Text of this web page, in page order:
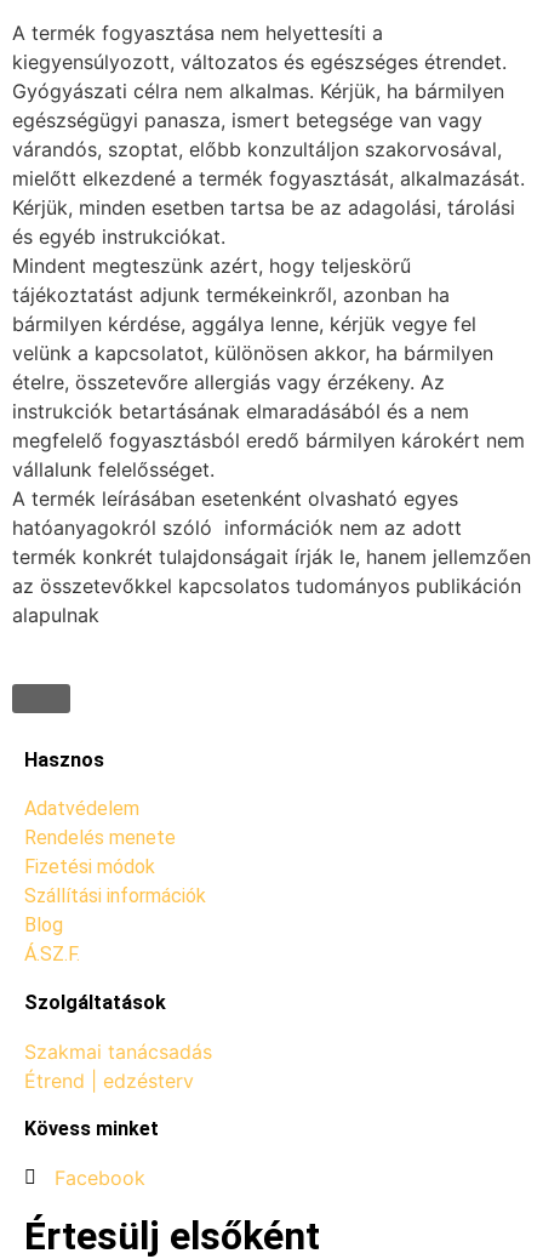
A termék fogyasztása nem helyettesíti a
kiegyensúlyozott, változatos és egészséges étrendet.
Gyógyászati célra nem alkalmas. Kérjük, ha bármilyen
egészségügyi panasza, ismert betegsége van vagy
várandós, szoptat, előbb konzultáljon szakorvosával,
mielőtt elkezdené a termék fogyasztását, alkalmazását.
Kérjük, minden esetben tartsa be az adagolási, tárolási
és egyéb instrukciókat.
Mindent megteszünk azért, hogy teljeskörű
tájékoztatást adjunk termékeinkről, azonban ha
bármilyen kérdése, aggálya lenne, kérjük vegye fel
velünk a kapcsolatot, különösen akkor, ha bármilyen
ételre, összetevőre allergiás vagy érzékeny. Az
instrukciók betartásának elmaradásából és a nem
megfelelő fogyasztásból eredő bármilyen károkért nem
vállalunk felelősséget.
A termék leírásában esetenként olvasható egyes
hatóanyagokról szóló információk nem az adott
termék konkrét tulajdonságait írják le, hanem jellemzően
az összetevőkkel kapcsolatos tudományos publikáción
alapulnak
Hasznos
Adatvédelem
Rendelés menete
Fizetési módok
Szállítási információk
Blog
Á.SZ.F.
Szolgáltatások
Szakmai tanácsadás
Étrend | edzésterv
Kövess minket
Facebook
Értesülj elsőként